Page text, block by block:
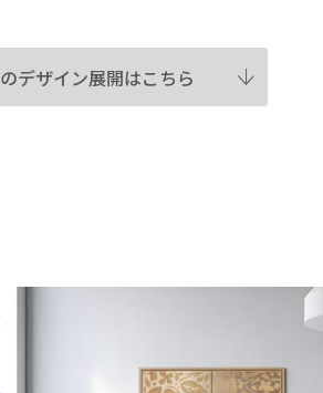
デザイン展開はこちら